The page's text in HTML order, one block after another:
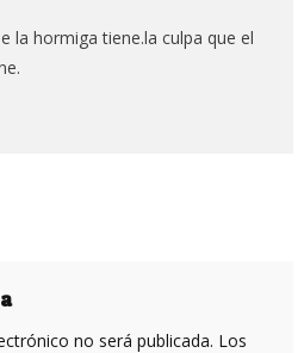
la hormiga tiene.la culpa que el
no será publicada. Los